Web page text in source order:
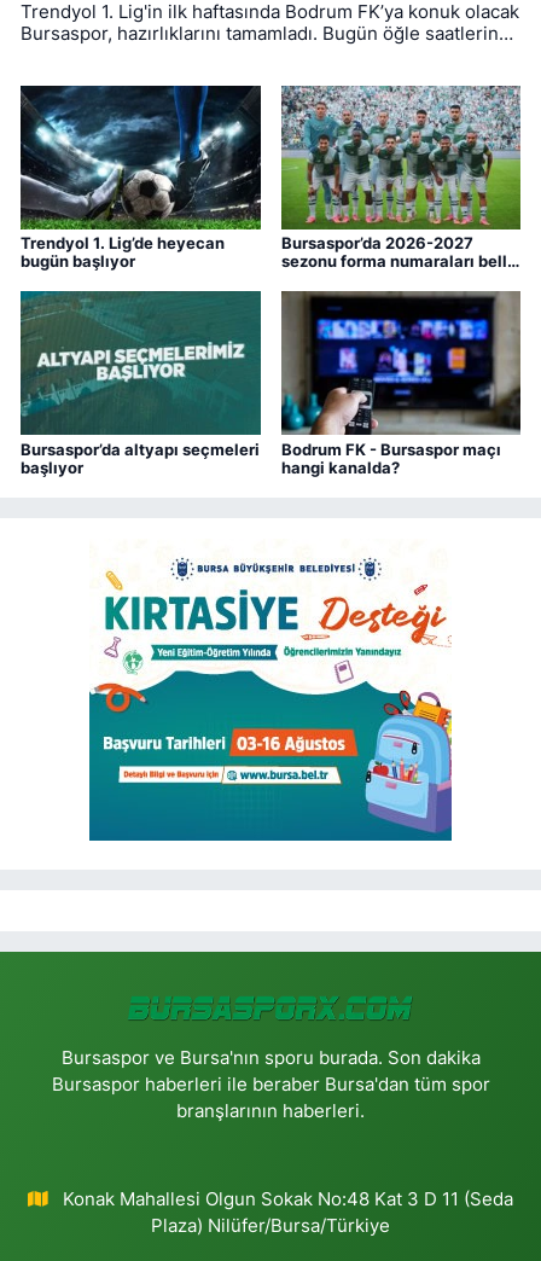
Trendyol 1. Lig'in ilk haftasında Bodrum FK’ya konuk olacak
Bursaspor, hazırlıklarını tamamladı. Bugün öğle saatlerinde
Trendyol 1. Lig’de heyecan
bugün başlıyor
Bursaspor’da 2026-2027
sezonu forma numaraları belli
Bursaspor’da altyapı seçmeleri
başlıyor
Bodrum FK - Bursaspor maçı
hangi kanalda?
Bursaspor ve Bursa'nın sporu burada. Son dakika
Bursaspor haberleri ile beraber Bursa'dan tüm spor
branşlarının haberleri.
Konak Mahallesi Olgun Sokak No:48 Kat 3 D 11 (Seda
Plaza) Nilüfer/Bursa/Türkiye